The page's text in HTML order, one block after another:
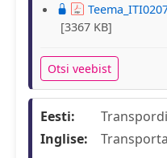
[3367 KB]
Otsi veebist
Eesti:
Inglise: